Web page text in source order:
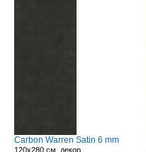
Carbon Warren Satin 6 mm
120x280 см, декор